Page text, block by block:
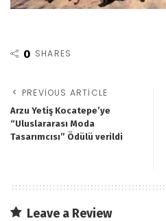
0 SHARES
PREVIOUS ARTICLE
Arzu Yetiş Kocatepe’ye
“Uluslararası Moda
Tasarımcısı” Ödülü verildi
Leave a Review